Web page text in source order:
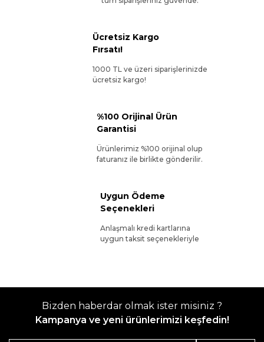
Ücretsiz Kargo
Fırsatı!
1000 TL ve üzeri siparişlerinizde
ücretsiz kargo!
%100 Orijinal Ürün
Garantisi
Ürünlerimiz %100 orijinal olup
faturanız ile birlikte gönderilir.
Uygun Ödeme
Seçenekleri
Anlaşmalı kredi kartlarına
uygun taksit seçenekleriyle
Bizden haberdar olmak ister misiniz ?
Kampanya ve yeni ürünlerimizi keşfedin!